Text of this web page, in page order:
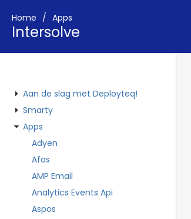
Home Apps
Intersolve
Aan de slag met Deployteq!
Smarty
Apps
Adyen
Afas
AMP Email
Analytics Events Api
Aspos